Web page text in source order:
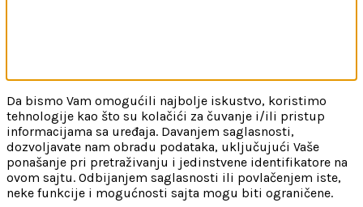
Da bismo Vam omogućili najbolje iskustvo, koristimo
tehnologije kao što su kolačići za čuvanje i/ili pristup
informacijama sa uređaja. Davanjem saglasnosti,
dozvoljavate nam obradu podataka, uključujući Vaše
ponašanje pri pretraživanju i jedinstvene identifikatore na
ovom sajtu. Odbijanjem saglasnosti ili povlačenjem iste,
neke funkcije i mogućnosti sajta mogu biti ograničene.